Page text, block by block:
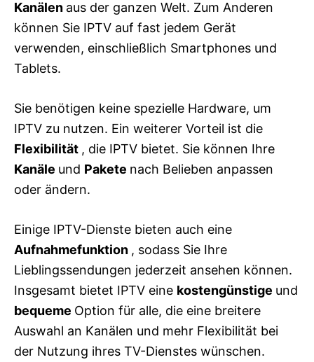
Kanälen aus der ganzen Welt. Zum Anderen
können Sie IPTV auf fast jedem Gerät
verwenden, einschließlich Smartphones und
Tablets.
Sie benötigen keine spezielle Hardware, um
IPTV zu nutzen. Ein weiterer Vorteil ist die
Flexibilität , die IPTV bietet. Sie können Ihre
Kanäle und Pakete nach Belieben anpassen
oder ändern.
Einige IPTV-Dienste bieten auch eine
Aufnahmefunktion , sodass Sie Ihre
Lieblingssendungen jederzeit ansehen können.
Insgesamt bietet IPTV eine kostengünstige und
bequeme Option für alle, die eine breitere
Auswahl an Kanälen und mehr Flexibilität bei
der Nutzung ihres TV-Dienstes wünschen.